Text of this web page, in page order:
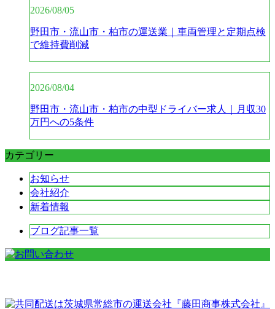
2026/08/05
野田市・流山市・柏市の運送業｜車両管理と定期点検
で維持費削減
2026/08/04
野田市・流山市・柏市の中型ドライバー求人｜月収30
万円への5条件
カテゴリー
お知らせ
会社紹介
新着情報
ブログ記事一覧